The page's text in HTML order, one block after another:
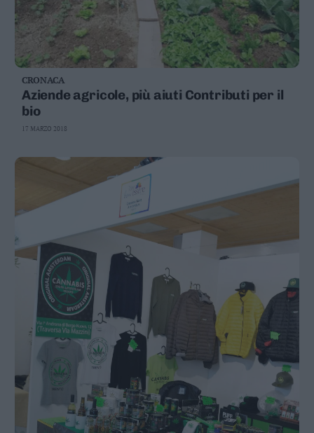
CRONACA
Aziende agricole, più aiuti Contributi per il
bio
17 MARZO 2018